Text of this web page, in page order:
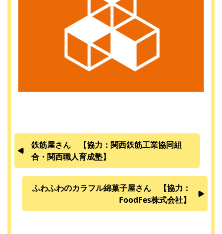
鉄筋屋さん 【協力：関西鉄筋工業協同組
合・関西職人育成塾】
ふわふわのカラフル綿菓子屋さん 【協力：
FoodFes株式会社】